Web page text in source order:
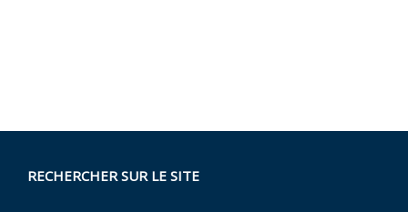
RECHERCHER SUR LE SITE